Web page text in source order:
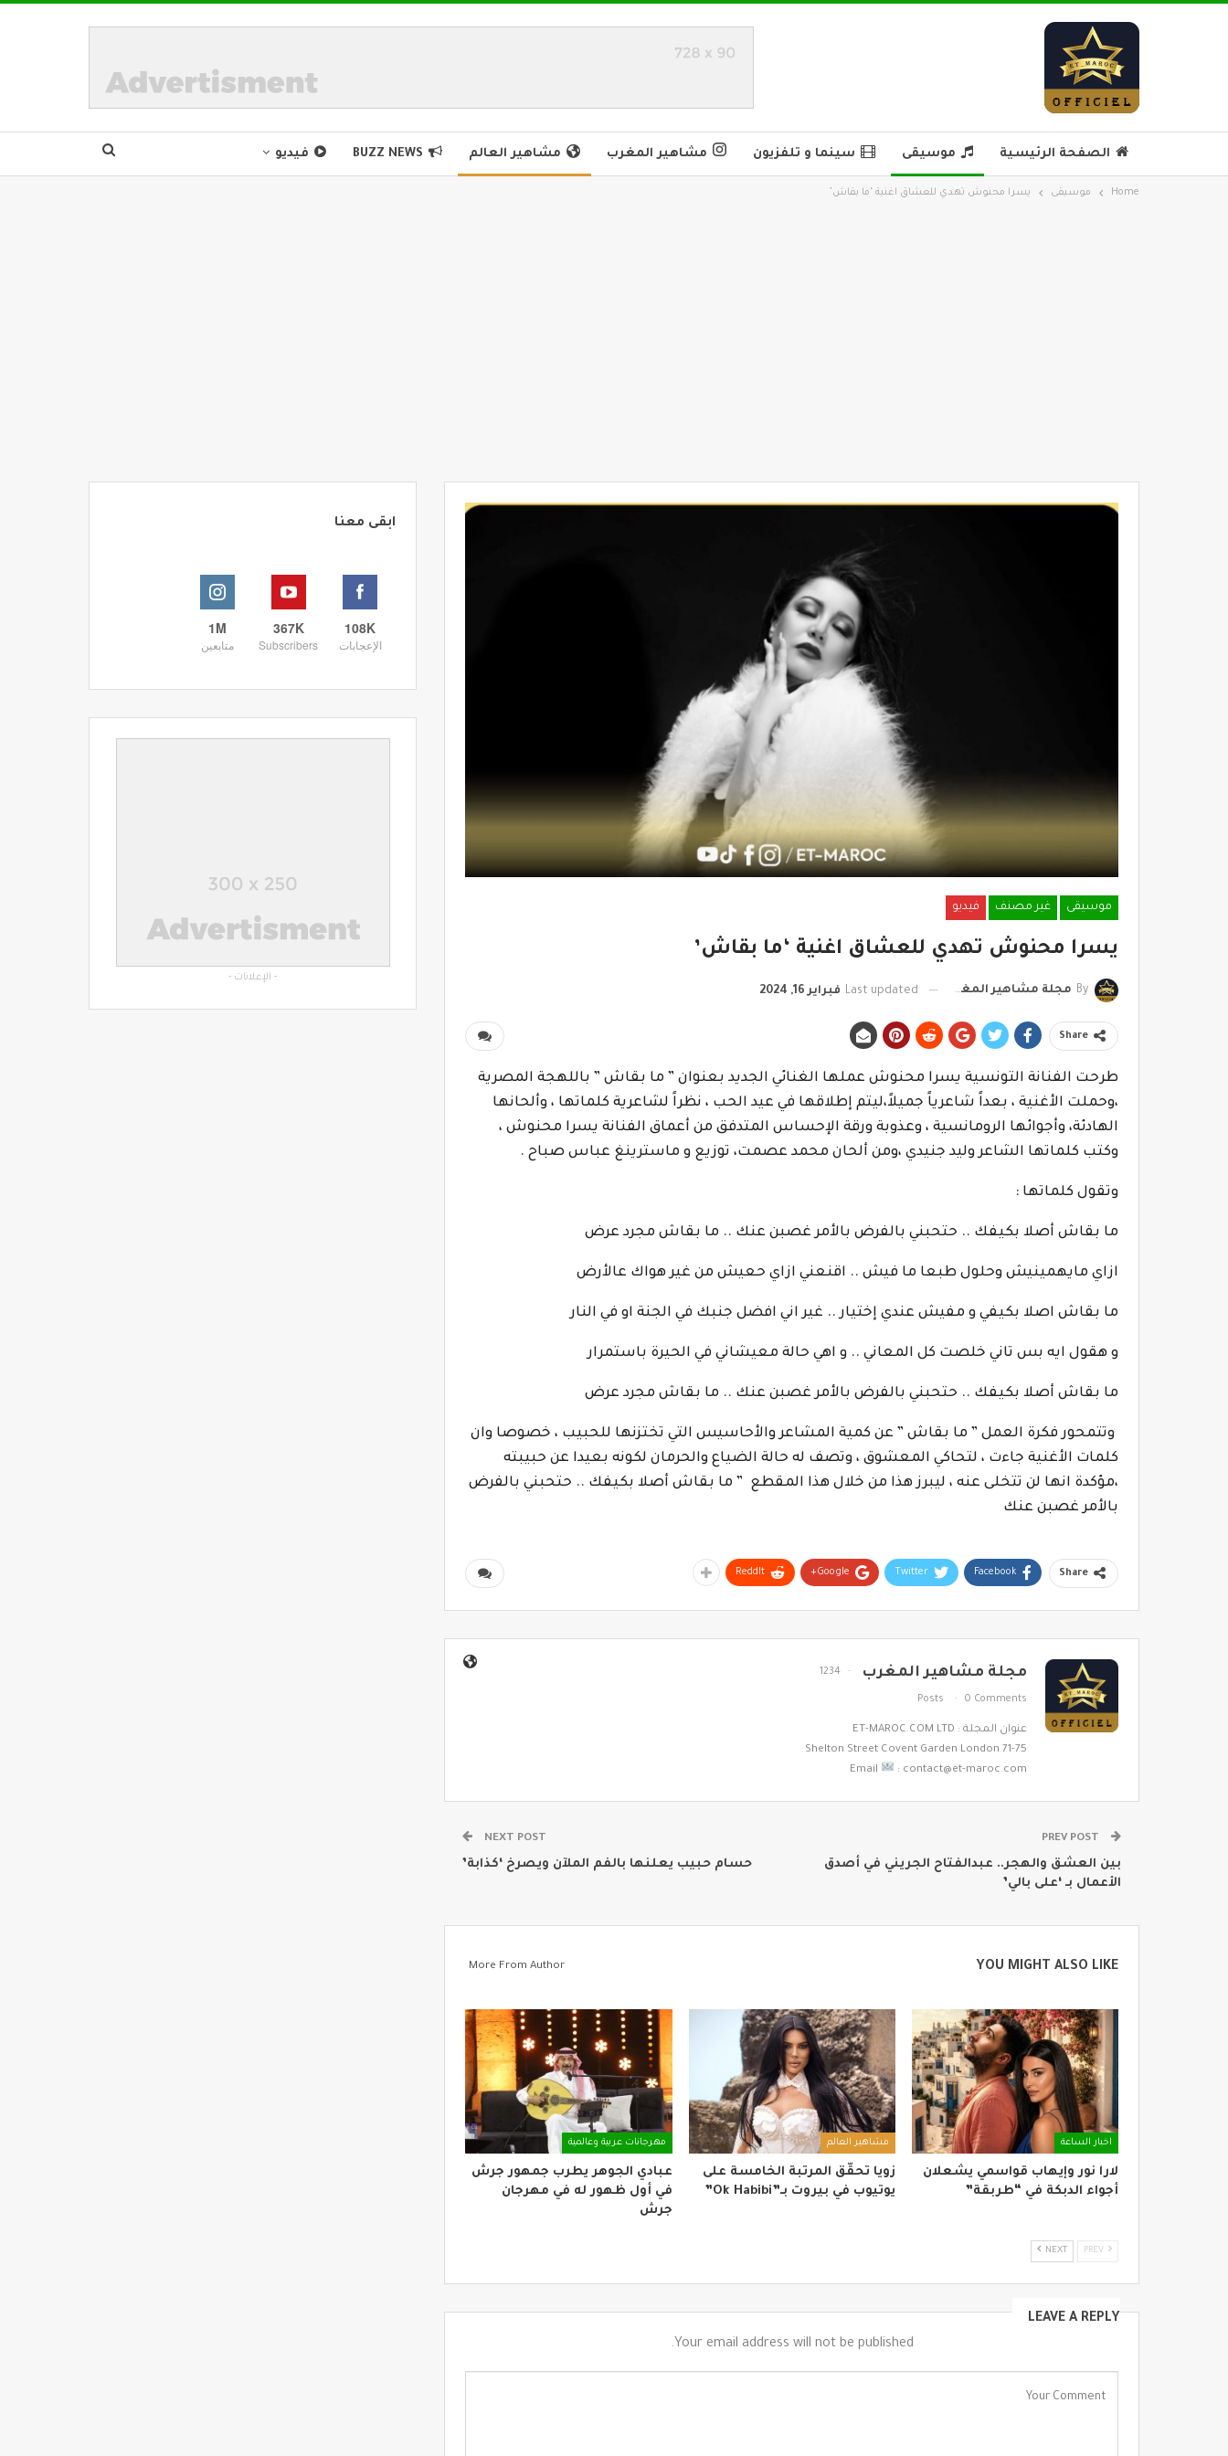
الصفحة الرئيسية موسيقى سينما و تلفزيون مشاهير المغرب مشاهير العالم BUZZ NEWS فيديو
Home موسيقى يسرا محنوش تهدي للعشاق اغنية ‘ما بقاش’
موسيقى غير مصنف فيديو
يسرا محنوش تهدي للعشاق اغنية ‘ما بقاش’
By مجلة مشاهير المغرب Last updated فبراير 16, 2024
Share
طرحت الفنانة التونسية يسرا محنوش عملها الغنائي الجديد بعنوان ” ما بقاش ” باللهجة المصرية
،وحملت الأغنية ، بعداً شاعرياً جميلاً،ليتم إطلاقها في عيد الحب ، نظراً لشاعرية كلماتها ، وألحانها
الهادئة، وأجوائها الرومانسية ، وعذوبة ورقة الإحساس المتدفق من أعماق الفنانة يسرا محنوش ،
وكتب كلماتها الشاعر وليد جنيدي ،ومن ألحان محمد عصمت، توزيع و ماسترينغ عباس صباح .
وتقول كلماتها :
ما بقاش أصلا بكيفك .. حتحبني بالفرض بالأمر غصبن عنك .. ما بقاش مجرد عرض
ازاي مايهمينيش وحلول طبعا ما فيش .. اقنعني ازاي حعيش من غير هواك عالأرض
ما بقاش اصلا بكيفي و مفيش عندي إختيار .. غير اني افضل جنبك في الجنة او في النار
و هقول ايه بس تاني خلصت كل المعاني .. و اهي حالة معيشاني في الحيرة باستمرار
ما بقاش أصلا بكيفك .. حتحبني بالفرض بالأمر غصبن عنك .. ما بقاش مجرد عرض
وتتمحور فكرة العمل ” ما بقاش ” عن كمية المشاعر والأحاسيس التي تختزنها للحبيب ، خصوصا وان
كلمات الأغنية جاءت ، لتحاكي المعشوق ، وتصف له حالة الضياع والحرمان لكونه بعيدا عن حبيبته
،مؤكدة انها لن تتخلى عنه ، ليبرز هذا من خلال هذا المقطع ” ما بقاش أصلا بكيفك .. حتحبني بالفرض
بالأمر غصبن عنك
Share
Facebook
Twitter
Google+
ReddIt
مجلة مشاهير المغرب 1234
Posts 0 Comments
عنوان المجلة : ET-MAROC.COM LTD
71-75 Shelton Street Covent Garden London
Email
: contact@et-maroc.com
بين العشق والهجر.. عبدالفتاح الجريني في أصدق
الأعمال بـ ‘على بالي’
NEXT POST
حسام حبيب يعلنها بالفم الملآن ويصرخ ‘كذابة’
YOU MIGHT ALSO LIKE
More From Author
اخبار الساعة
لارا نور وإيهاب قواسمي يشعلان
أجواء الدبكة في “طربقة”
مشاهير العالم
زويا تحقّق المرتبة الخامسة على
يوتيوب في بيروت بـ”Ok Habibi”
مهرجانات عربية وعالمية
عبادي الجوهر يطرب جمهور جرش
في أول ظهور له في مهرجان
جرش
NEXT
LEAVE A REPLY
Your email address will not be published.
ابقى معنا
108K
الإعجابات
367K
Subscribers
1M
متابعين
- الإعلانات -